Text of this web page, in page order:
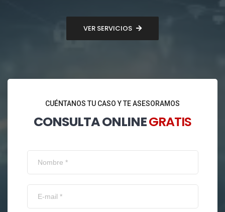
VER SERVICIOS
CUÉNTANOS TU CASO Y TE ASESORAMOS
CONSULTA ONLINEGRATIS